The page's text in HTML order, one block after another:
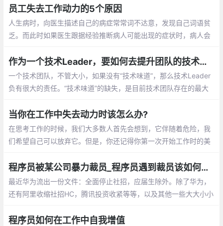
员工失去工作动力的5个原因
人生病时，向医生描述自己的病症常常词不达意，发现自己词语贫
乏。而此时如果医生跟据经验推断病人可能出现的症状时，病人会
这样的症状。
作为一个技术Leader，要如何去提升团队的技术氛围
一个技术团队，不管大小，如果没有“技术味道”，那么技术Leader
负有很大的责任。“技术味道”的缺失，是目前技术团队存在的最大
细节，绩效完全和业务KPI绑定
当你在工作中失去动力时该怎么办?
在思考工作的时候，我们大多数人首先会想到，它伴随着危险，我
们希望自己可以放弃它。但是，你还记得你第一次开始工作时的美
力是无可匹敌的
程序员被某公司暴力裁员_程序员遇到裁员该如何应对？
最近华为流出一份文件：全面停止社招，应届生除外。除了华为，
还有阿里收缩社招HC，腾讯投资收紧等等，以及其他一些大大小小
些肯定不是空穴来风。
程序员如何在工作中自我增值